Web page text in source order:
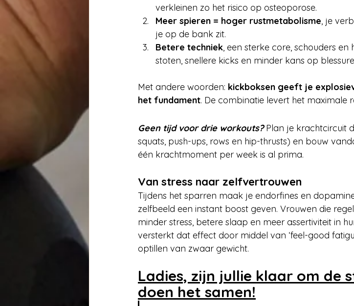
verkleinen zo het risico op osteoporose.
Meer spieren = hoger rustmetabolisme, je
je op de bank zit.
Betere techniek, een sterke core, schouders
stoten, snellere kicks en minder kans op
Met andere woorden: kickboksen geeft je
het fundament. De combinatie levert het maximale
Geen tijd voor drie workouts? Plan je krachtcircuit
squats, push-ups, rows en hip-thrusts) en bouw
één krachtmoment per week is al prima.
Van stress naar zelfvertrouwen
Tijdens het sparren maak je endorfines en
zelfbeeld een instant boost geven. Vrouwen die
minder stress, betere slaap en meer assertiviteit in
versterkt dat effect door middel van ‘feel-good
optillen van zwaar gewicht.
Ladies, zijn jullie klaar om de
doen het samen!